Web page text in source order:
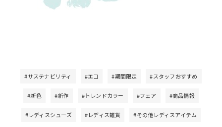
#サステナビリティ #エコ #期間限定 #スタッフおすすめ
#新色 #新作 #トレンドカラー #フェア #商品情報
#レディスシューズ #レディス雑貨 #その他レディスアイテム